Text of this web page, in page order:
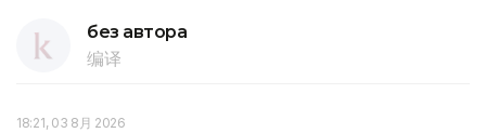
без автора
编译
18:21, 03 8月 2026